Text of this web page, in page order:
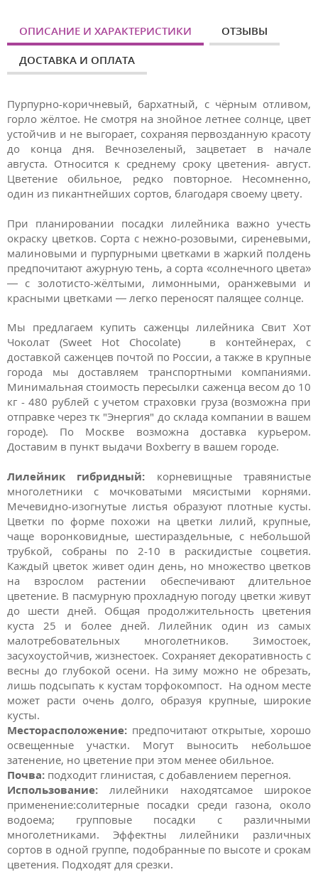
ОПИСАНИЕ И ХАРАКТЕРИСТИКИ ОТЗЫВЫ
ДОСТАВКА И ОПЛАТА
Пурпурно-коричневый, бархатный, с чёрным отливом,
горло жёлтое. Не смотря на знойное летнее солнце, цвет
устойчив и не выгорает, сохраняя первозданную красоту
до конца дня. Вечнозеленый, зацветает в начале
августа. Относится к среднему сроку цветения- август.
Цветение обильное, редко повторное. Несомненно,
один из пикантнейших сортов, благодаря своему цвету.
При планировании посадки лилейника важно учесть
окраску цветков. Сорта с нежно-розовыми, сиреневыми,
малиновыми и пурпурными цветками в жаркий полдень
предпочитают ажурную тень, а сорта «солнечного цвета»
— с золотисто-жёлтыми, лимонными, оранжевыми и
красными цветками — легко переносят палящее солнце.
Мы предлагаем купить саженцы лилейника Свит Хот
Чоколат (Sweet Hot Chocolate) в контейнерах, с
доставкой саженцев почтой по России, а также в крупные
города мы доставляем транспортными компаниями.
Минимальная стоимость пересылки саженца весом до 10
кг - 480 рублей с учетом страховки груза (возможна при
отправке через тк "Энергия" до склада компании в вашем
городе). По Москве возможна доставка курьером.
Доставим в пункт выдачи Boxberry в вашем городе.
Лилейник гибридный: корневищные травянистые
многолетники с мочковатыми мясистыми корнями.
Мечевидно-изогнутые листья образуют плотные кусты.
Цветки по форме похожи на цветки лилий, крупные,
чаще воронковидные, шестираздельные, с небольшой
трубкой, собраны по 2-10 в раскидистые соцветия.
Каждый цветок живет один день, но множество цветков
на взрослом растении обеспечивают длительное
цветение. В пасмурную прохладную погоду цветки живут
до шести дней. Общая продолжительность цветения
куста 25 и более дней. Лилейник один из самых
малотребовательных многолетников. Зимостоек,
засухоустойчив, жизнестоек. Сохраняет декоративность с
весны до глубокой осени. На зиму можно не обрезать,
лишь подсыпать к кустам торфокомпост. На одном месте
может расти очень долго, образуя крупные, широкие
кусты.
Месторасположение: предпочитают открытые, хорошо
освещенные участки. Могут выносить небольшое
затенение, но цветение при этом менее обильное.
Почва: подходит глинистая, с добавлением перегноя.
Использование: лилейники находятсамое широкое
применение:солитерные посадки среди газона, около
водоема; групповые посадки с различными
многолетниками. Эффектны лилейники различных
сортов в одной группе, подобранные по высоте и срокам
цветения. Подходят для срезки.